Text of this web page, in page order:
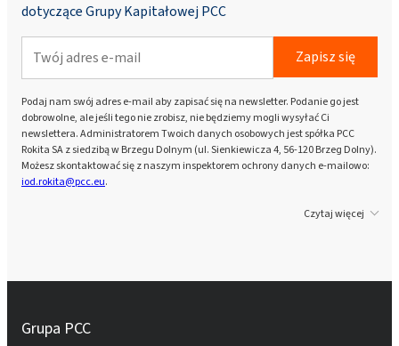
dotyczące Grupy Kapitałowej PCC
Zapisz się
Podaj nam swój adres e-mail aby zapisać się na newsletter. Podanie go jest
dobrowolne, ale jeśli tego nie zrobisz, nie będziemy mogli wysyłać Ci
newslettera. Administratorem Twoich danych osobowych jest spółka PCC
Rokita SA z siedzibą w Brzegu Dolnym (ul. Sienkiewicza 4, 56-120 Brzeg Dolny).
Możesz skontaktować się z naszym inspektorem ochrony danych e-mailowo:
iod.rokita@pcc.eu.
Czytaj więcej
Grupa PCC